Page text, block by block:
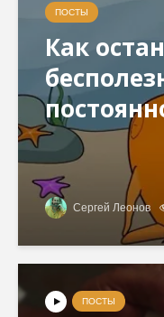
ПОСТЫ
Как
Сергей Леонов
ПОСТЫ